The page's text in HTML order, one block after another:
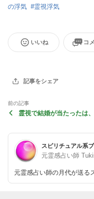
の浮気 #霊視浮気
いいね コ
記事をシェア
前の記事
霊視で結婚が当たったは
スピリチュアル系
元霊感占い師
元霊感占い師の月代が送